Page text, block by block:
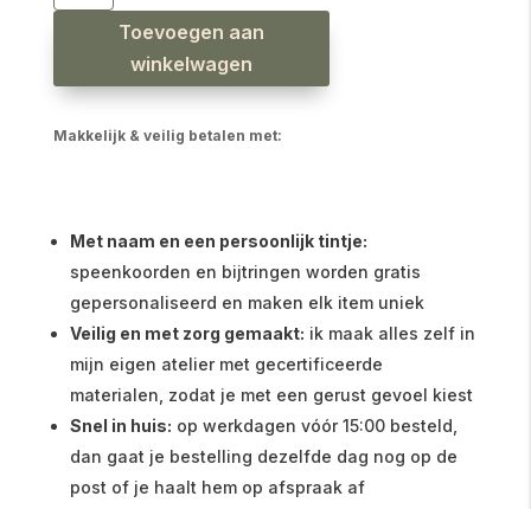
Toevoegen aan
winkelwagen
Makkelijk & veilig betalen met:
Met naam en een persoonlijk tintje:
speenkoorden en bijtringen worden gratis
gepersonaliseerd en maken elk item uniek
Veilig en met zorg gemaakt: ik maak alles zelf in
mijn eigen atelier met gecertificeerde
materialen, zodat je met een gerust gevoel kiest
Snel in huis: op werkdagen vóór 15:00 besteld,
dan gaat je bestelling dezelfde dag nog op de
post of je haalt hem op afspraak af